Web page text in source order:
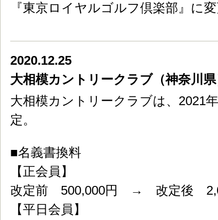
『東京ロイヤルゴルフ倶楽部』に
2020.12.25
大相模カントリークラブ（神奈川
大相模カントリークラブは、2021
定。
■名義書換料
【正会員】
改定前 500,000円 → 改定後
【平日会員】